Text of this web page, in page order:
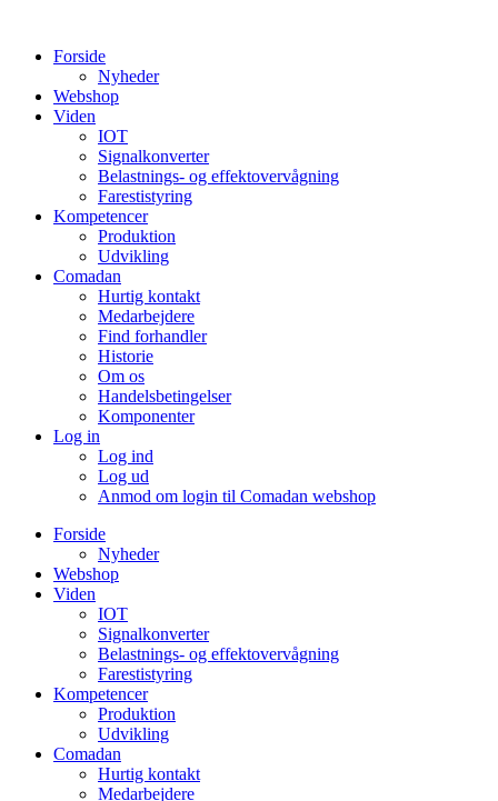
indholdForside
Nyheder
Webshop
Viden
IOT
Signalkonverter
Belastnings- og effektovervågning
Farestistyring
Kompetencer
Produktion
Udvikling
Comadan
Hurtig kontakt
Medarbejdere
Find forhandler
Historie
Om os
Handelsbetingelser
Komponenter
Log in
Log ind
Log ud
Anmod om login til Comadan webshop
Forside
Nyheder
Webshop
Viden
IOT
Signalkonverter
Belastnings- og effektovervågning
Farestistyring
Kompetencer
Produktion
Udvikling
Comadan
Hurtig kontakt
Medarbejdere